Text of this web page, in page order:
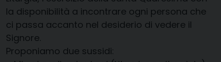
la disponibilità a incontrare ogni persona che
ci passa accanto nel desiderio di vedere il
Signore.
Proponiamo due sussidi: